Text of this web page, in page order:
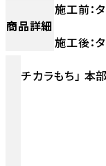
商品詳細
施工前：
施工後：
チカラもち」 本